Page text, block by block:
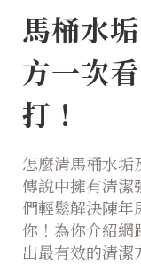
馬桶水
方一次
打！
怎麼清馬桶水垢
傳說中擁有清潔
們輕鬆解決陳
你！為你介紹
出最有效的清